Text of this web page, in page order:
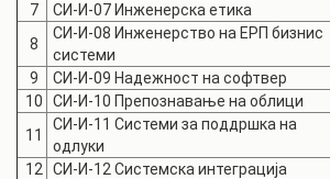
7
СИ-И-07 Инженерска етика
8
СИ-И-08 Инженерство на ЕРП бизнис
системи
9
СИ-И-09 Надежност на софтвер
10
СИ-И-10 Препознавање на облици
11
СИ-И-11 Системи за поддршка на
одлуки
12
СИ-И-12 Системска интеграција